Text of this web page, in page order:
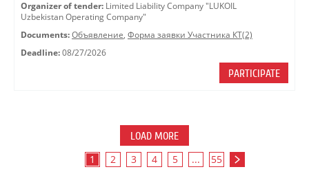
Organizer of tender: Limited Liability Company "LUKOIL
Uzbekistan Operating Company"
Documents: Объявление, Форма заявки Участника КТ(2)
Deadline: 08/27/2026
PARTICIPATE
LOAD MORE
1 2 3 4 5 ... 55